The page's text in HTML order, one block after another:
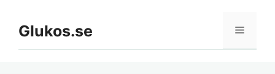
Glukos.se Meny